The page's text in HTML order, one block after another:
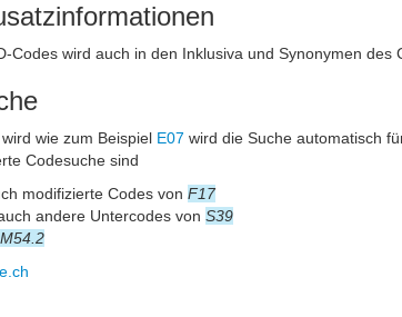
Codes wird auch in den Inklusiva und Synonymen des
wie zum Beispiel E07 wird die Suche automatisch
Codesuche sind
modifizierte Codes von F17
andere Untercodes von S39
M54.2